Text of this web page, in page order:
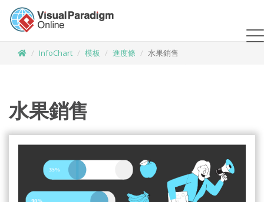
InfoChart 模板 進度條 水果銷售
水果銷售